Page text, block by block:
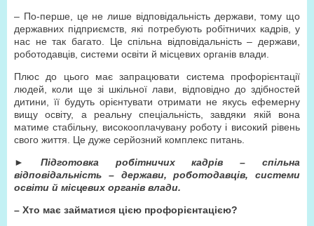
– По-перше, це не лише відповідальність держави, тому що
державних підприємств, які потребують робітничих кадрів, у
нас не так багато. Це спільна відповідальність – держави,
роботодавців, системи освіти й місцевих органів влади.
Плюс до цього має запрацювати система профорієнтації
людей, коли ще зі шкільної лави, відповідно до здібностей
дитини, її будуть орієнтувати отримати не якусь ефемерну
вищу освіту, а реальну спеціальність, завдяки якій вона
матиме стабільну, високооплачувану роботу і високий рівень
свого життя. Це дуже серйозний комплекс питань.
► Підготовка робітничих кадрів – спільна
відповідальність – держави, роботодавців, системи
освіти й місцевих органів влади.
– Хто має займатися цією профорієнтацією?